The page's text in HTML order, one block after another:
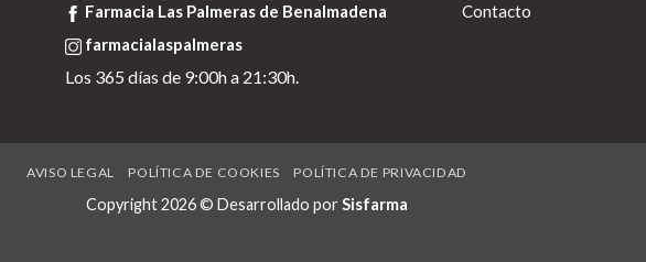
Farmacia Las Palmeras de Benalmadena
farmacialaspalmeras
Los 365 días de 9:00h a 21:30h.
Contacto
AVISO LEGAL POLÍTICA DE COOKIES POLÍTICA DE PRIVACIDAD
Copyright 2026 © Desarrollado por Sisfarma